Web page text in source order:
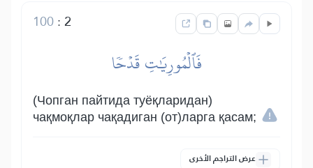
2
:
100
فَٱلۡمُورِيَٰتِ قَدۡحٗا
(Чопган пайтида туёқларидан)
чақмоқлар чақадиган (от)ларга қасам;
عرض التراجم الأخرى